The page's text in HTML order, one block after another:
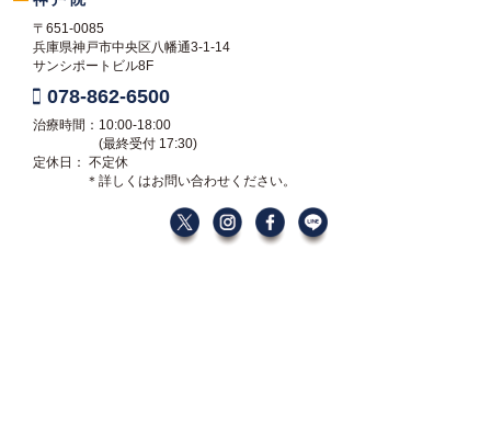
〒651-0085
兵庫県神戸市中央区八幡通3-1-14
サンシポートビル8F
078-862-6500
治療時間：10:00-18:00
(最終受付 17:30)
定休日： 不定休
＊詳しくはお問い合わせください。